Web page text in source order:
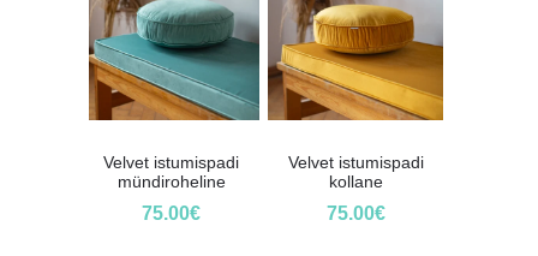
Velvet istumispadi
mündiroheline
75.00€
Velvet istumispadi
kollane
75.00€